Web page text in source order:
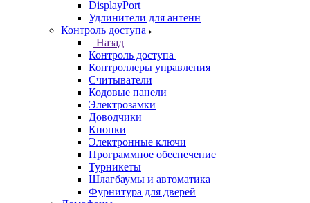
DisplayPort
Удлинители для антенн
Контроль доступа
Назад
Контроль доступа
Контроллеры управления
Считыватели
Кодовые панели
Электрозамки
Доводчики
Кнопки
Электронные ключи
Программное обеспечение
Турникеты
Шлагбаумы и автоматика
Фурнитура для дверей